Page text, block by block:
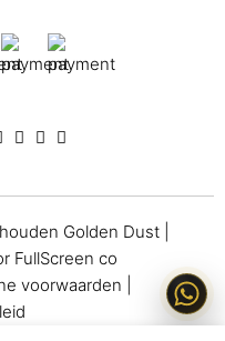
Golden Dust
FullScreen co
voorwaarden